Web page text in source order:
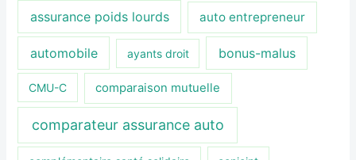
assurance poids lourds auto entrepreneur
automobile ayants droit bonus-malus
CMU-C comparaison mutuelle
comparateur assurance auto